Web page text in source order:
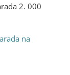
2. 000
na